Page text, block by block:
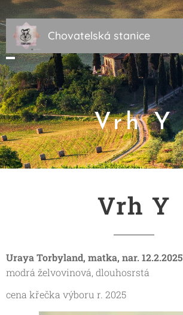
Chovatelská stanice
Torbyland
Vrh Y
Vrh Y
Uraya Torbyland, matka, nar. 12.2.2025
modrá želvovinová, dlouhosrstá
cena křečka výboru r. 2025